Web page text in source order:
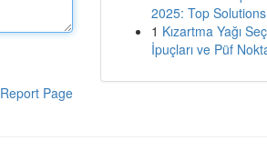
Report Page
2025: Top
1 Kızartma Yağı
İpuçları ve Püf